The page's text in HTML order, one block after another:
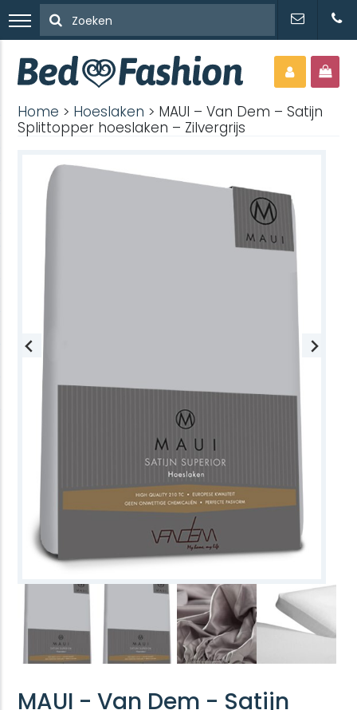
Home > Hoeslaken > MAUI – Van Dem – Satijn
Splittopper hoeslaken – Zilvergrijs
MAUI - Van Dem - Satijn